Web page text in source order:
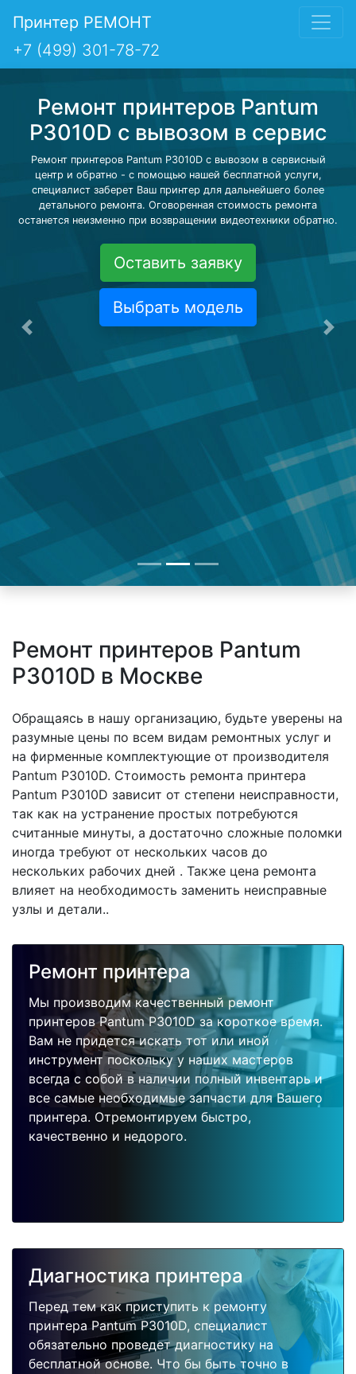
Принтер РЕМОНТ
+7 (499) 301-78-72
Ремонт принтеров Pantum
P3010D с вывозом в сервис
Ремонт принтеров Pantum P3010D с вывозом в сервисный
центр и обратно - с помощью нашей бесплатной услуги,
специалист заберет Ваш принтер для дальнейшего более
детального ремонта. Оговоренная стоимость ремонта
останется неизменно при возвращении видеотехники обратно.
Оставить заявку
Выбрать модель
Предыдущая
Ремонт принтеров Pantum
P3010D в Москве
Обращаясь в нашу организацию, будьте уверены на
разумные цены по всем видам ремонтных услуг и
на фирменные комплектующие от производителя
Pantum P3010D. Стоимость ремонта принтера
Pantum P3010D зависит от степени неисправности,
так как на устранение простых потребуются
считанные минуты, а достаточно сложные поломки
иногда требуют от нескольких часов до
нескольких рабочих дней . Также цена ремонта
влияет на необходимость заменить неисправные
узлы и детали..
Ремонт принтера
Мы производим качественный ремонт
принтеров Pantum P3010D за короткое время.
Вам не придется искать тот или иной
инструмент поскольку у наших мастеров
всегда с собой в наличии полный инвентарь и
все самые необходимые запчасти для Вашего
принтера. Отремонтируем быстро,
качественно и недорого.
Диагностика принтера
Перед тем как приступить к ремонту
принтера Pantum P3010D, специалист
обязательно проведет диагностику на
бесплатной основе. Что бы быть точно в